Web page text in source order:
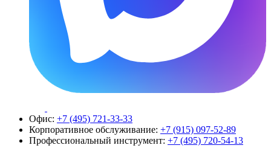
Офис: +7 (495) 721-33-33
Корпоративное обслуживание: +7 (915) 097-52-89
Профессиональный инструмент: +7 (495) 720-54-13